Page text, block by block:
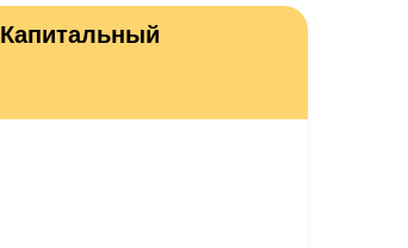
Капитальный